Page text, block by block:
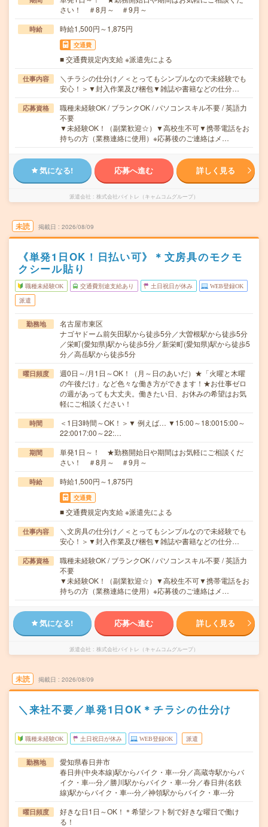
さい！ ＃8月～ ＃9月～
時給 時給1,500円～1,875円
交通費
■ 交通費規定内支給 ※派遣先による
仕事内容
＼チラシの仕分け／＜とってもシンプルなので未経験でも
安心！＞▼封入作業及び梱包▼雑誌や書籍などの仕分…
応募資格
職種未経験OK / ブランクOK / パソコンスキル不要 / 英語力
不要
▼未経験OK！（副業歓迎☆）▼高校生不可▼携帯電話をお
持ちの方（業務連絡に使用）※応募後のご連絡はメ…
気になる! 応募へ進む 詳しく見る
派遣会社 株式会社バイトレ（キャムコムグループ）
未読 掲載日 2026/08/09
《単発1日OK！日払い可》＊文房具のモクモ
クシール貼り
職種未経験OK 交通費別途支給あり 土日祝日が休み WEB登録OK
派遣
勤務地
名古屋市東区
ナゴヤドーム前矢田駅から徒歩5分／大曽根駅から徒歩5分
／栄町(愛知県)駅から徒歩5分／新栄町(愛知県)駅から徒歩5
分／高岳駅から徒歩5分
曜日頻度
週0日～/月1日～OK！（月～日のあいだ）★「火曜と木曜
の午後だけ」など色々な働き方ができます！★お仕事ゼロ
の週があっても大丈夫。働きたい日、お休みの希望はお気
軽にご相談ください！
時間
＜1日3時間～OK！＞▼ 例えば… ▼15:00～18:0015:00～
22:0017:00～22:…
期間
単発1日～！ ★勤務開始日や期間はお気軽にご相談くだ
さい！ ＃8月～ ＃9月～
時給 時給1,500円～1,875円
交通費
■ 交通費規定内支給 ※派遣先による
仕事内容
＼文房具の仕分け／＜とってもシンプルなので未経験でも
安心！＞▼封入作業及び梱包▼雑誌や書籍などの仕分…
応募資格
職種未経験OK / ブランクOK / パソコンスキル不要 / 英語力
不要
▼未経験OK！（副業歓迎☆）▼高校生不可▼携帯電話をお
持ちの方（業務連絡に使用）※応募後のご連絡はメ…
気になる! 応募へ進む 詳しく見る
派遣会社 株式会社バイトレ（キャムコムグループ）
未読 掲載日 2026/08/09
＼来社不要／単発1日OK＊チラシの仕分け
職種未経験OK 土日祝日が休み WEB登録OK 派遣
勤務地
愛知県春日井市
春日井(中央本線)駅からバイク・車---分／高蔵寺駅からバ
イク・車---分／勝川駅からバイク・車---分／春日井(名鉄
線)駅からバイク・車---分／神領駅からバイク・車---分
曜日頻度
好きな日1日～OK！＊希望シフト制で好きな曜日で働け
る！